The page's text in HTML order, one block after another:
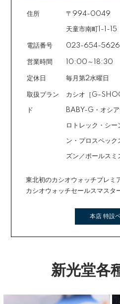
住所 〒994-0049
天童市南町1-1-15
電話番号 023-654-5626
営業時間 10:00～18:30
定休日 毎月第2水曜日
取扱ブラン
ド
カシオ［G-
BABY-G・オシ
ロトレック・シー
ン・プロスペック
ズン／ポールスミ
東北初のカシオウォッチプレミ
カシオウォッチセールスマスタ
本店 特設
新光堂各